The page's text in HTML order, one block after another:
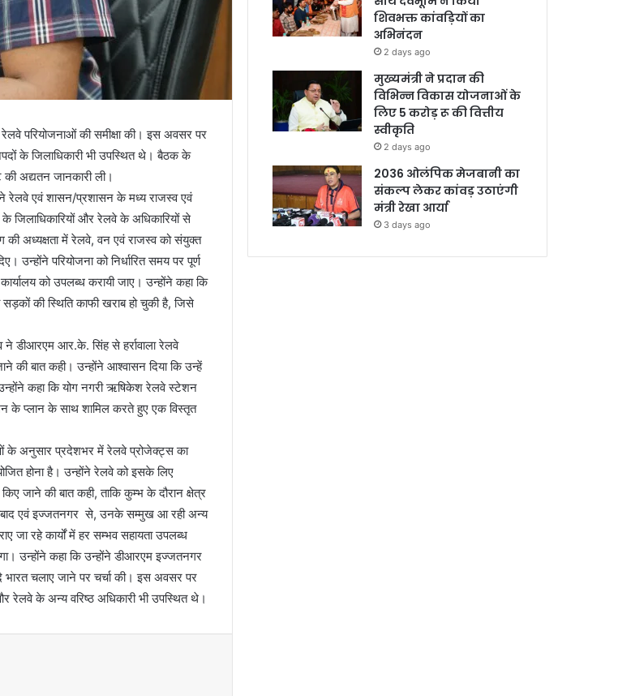
परियोजनाओं की समीक्षा की। इस अवसर पर
के जिलाधिकारी भी उपस्थित थे। बैठक के
अद्यतन जानकारी ली।
ने रेलवे एवं शासन/प्रशासन के मध्य राजस्व एवं
जिलाधिकारियों और रेलवे के अधिकारियों से
की अध्यक्षता में रेलवे, वन एवं राजस्व को संयुक्त
परियोजना को निर्धारित समय पर पूर्ण
को उपलब्ध करायी जाए। उन्होंने कहा कि
सड़कों की स्थिति काफी खराब हो चुकी है, जिसे
ने डीआरएम आर.के. सिंह से हर्रावाला रेलवे
की बात कही। उन्होंने आश्वासन दिया कि उन्हें
उन्होंने कहा कि योग नगरी ऋषिकेश रेलवे स्टेशन
के प्लान के साथ शामिल करते हुए एक विस्तृत
के अनुसार प्रदेशभर में रेलवे प्रोजेक्ट्स का
होना है। उन्होंने रेलवे को इसके लिए
जाने की बात कही, ताकि कुम्भ के दौरान क्षेत्र
एवं इज्जतनगर से, उनके सम्मुख आ रही अन्य
जा रहे कार्यों में हर सम्भव सहायता उपलब्ध
उन्होंने कहा कि उन्होंने डीआरएम इज्जतनगर
चलाए जाने पर चर्चा की। इस अवसर पर
रेलवे के अन्य वरिष्ठ अधिकारी भी उपस्थित थे।
शिवभक्त कांवड़ियों का
अभिनंदन
2 days ago
मुख्यमंत्री ने प्रदान की
विभिन्न विकास योजनाओं के
लिए 5 करोड़ रू की वित्तीय
स्वीकृति
2 days ago
2036 ओलंपिक मेजबानी का
संकल्प लेकर कांवड़ उठाएंगी
मंत्री रेखा आर्या
3 days ago